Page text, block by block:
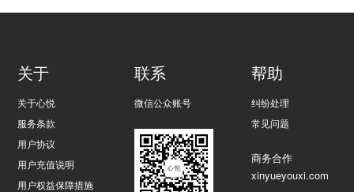
关于
关于心悦
服务条款
用户协议
用户充值说明
用户权益保障措施
联系
微信公众账号
帮助
纠纷处理
常见问题
商务合作
xinyueyouxi.com